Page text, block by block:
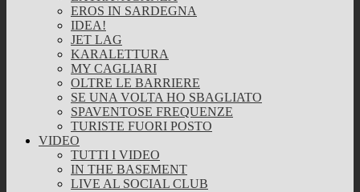
EROS IN SARDEGNA
IDEA!
JET LAG
KARALETTURA
MY CAGLIARI
OLTRE LE BARRIERE
SE UNA VOLTA HO SBAGLIATO
SPAVENTOSE FREQUENZE
TURISTE FUORI POSTO
VIDEO
TUTTI I VIDEO
IN THE BASEMENT
LIVE AL SOCIAL CLUB